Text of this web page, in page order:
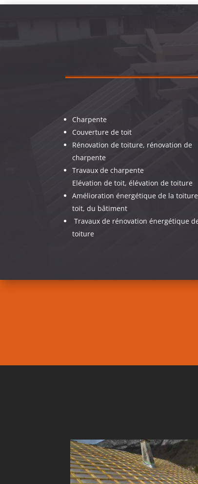
Charpente
Couverture de toit
Rénovation de toiture, rénovation de
charpente
Travaux de charpente
Elévation de toit, élévation de toiture
Amélioration énergétique de la
toit, du bâtiment
Travaux de rénovation énergétique
toiture